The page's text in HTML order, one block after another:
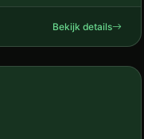
Bekijk details